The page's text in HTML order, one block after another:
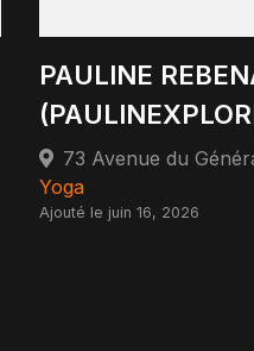
PAULINE
Yoga
Ajouté le juin 16, 2026